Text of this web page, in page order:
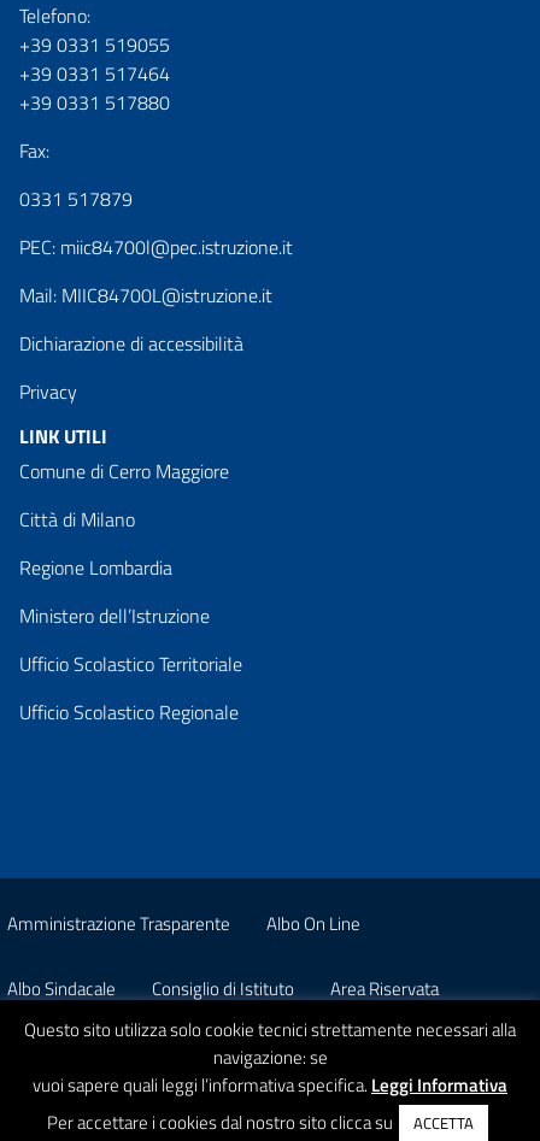
Telefono:
+39 0331 519055
+39 0331 517464
+39 0331 517880
Fax:
0331 517879
PEC: miic84700l@pec.istruzione.it
Mail: MIIC84700L@istruzione.it
Dichiarazione di accessibilità
Privacy
LINK UTILI
Comune di Cerro Maggiore
Città di Milano
Regione Lombardia
Ministero dell’Istruzione
Ufficio Scolastico Territoriale
Ufficio Scolastico Regionale
Amministrazione Trasparente Albo On Line
Albo Sindacale Consiglio di Istituto Area Riservata
© 2026 Istituto Comprensivo Statale A. Strobino
Questo sito utilizza solo cookie tecnici strettamente necessari alla
navigazione: se
vuoi sapere quali leggi l’informativa specifica. Leggi Informativa
Per accettare i cookies dal nostro sito clicca su
ACCETTA